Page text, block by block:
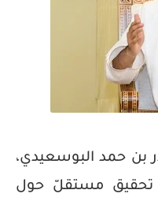
بن حمد البوسعيدي،
تحقيق مستقلّ حول